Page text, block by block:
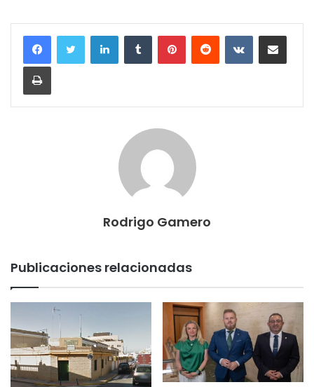
Rodrigo Gamero
Publicaciones relacionadas